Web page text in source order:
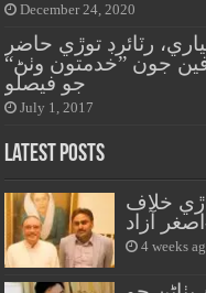
December 24, 2020
رٽائرڊ توڙي حاضر
جون ”خدمتون وٺڻ“
جو فيصلو
July 1, 2017
Latest Posts
خلاف
آزاد
4 weeks